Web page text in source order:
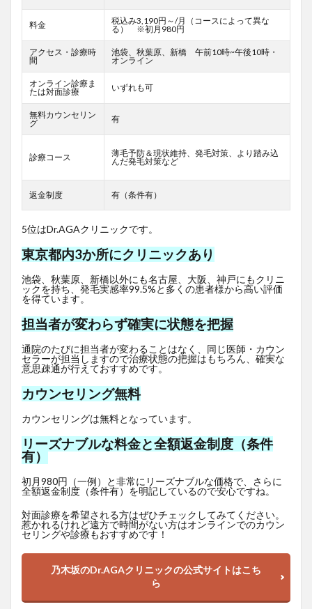
料金
税込み3,190円～/月（コースによって異な
る） ※初月980円
アクセス・診療時
間
池袋、秋葉原、新橋 午前10時~午後10時・
オンライン
オンライン診療ま
たは対面診療
いずれも可
無料カウンセリン
グ
有
診療コース
薄毛予防＆現状維持、発毛対策、より踏み込
んだ発毛対策など
返金制度 有（条件有）
5位はDr.AGAクリニックです。
東京都内3か所にクリニックあり
池袋、秋葉原、新橋以外にも名古屋、大阪、神戸にもクリニ
ックを持ち、発毛実感率99.5%と多くの患者様から高い評価
を得ています。
担当者が変わらず確実に状態を把握
通院のたびに担当者が変わることはなく、同じ医師・カウン
セラーが担当しますので治療状態の把握はもちろん、確実な
意思疎通が行えておすすめです。
カウンセリング無料
カウンセリングは無料となっています。
リーズナブルな料金と全額返金制度（条件
有）
初月980円（一例）と非常にリーズナブルな価格で、さらに
全額返金制度（条件有）を明記しているので安心ですね。
対面診療を希望される方はぜひチェックしてみてください。
惹かれるけれど遠方で時間がない方はオンラインでのカウン
セリングや診療もおすすめです！
乃木坂のDr.AGAクリニックの公式サイトはこち
ら